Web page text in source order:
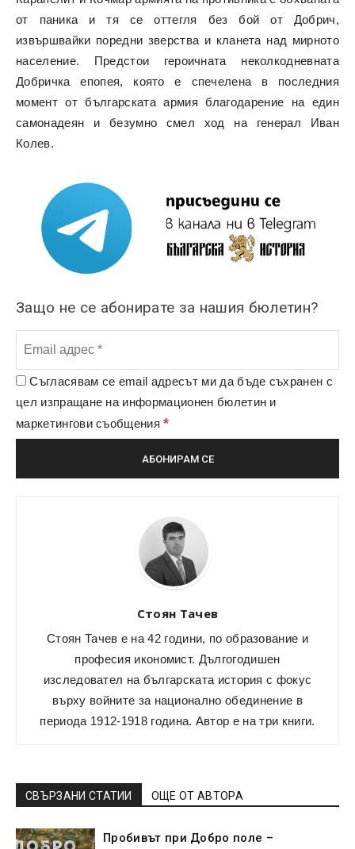
от паника и тя се оттегля без бой от Добрич,
извършвайки поредни зверства и кланета над мирното
население. Предстои героичната неколкодневната
Добричка епопея, която е спечелена в последния
момент от българската армия благодарение на един
самонадеян и безумно смел ход на генерал Иван
Колев.
Защо не се абонирате за нашия бюлетин?
Съгласявам се email адресът ми да бъде съхранен с
цел изпращане на информационен бюлетин и
маркетингови съобщения*
Стоян Тачев
Стоян Тачев е на 42 години, по образование и
професия икономист. Дългогодишен
изследовател на българската история с фокус
върху войните за национално обединение в
периода 1912-1918 година. Автор е на три книги.
СВЪРЗАНИ СТАТИИ ОЩЕ ОТ АВТОРА
Пробивът при Добро поле –